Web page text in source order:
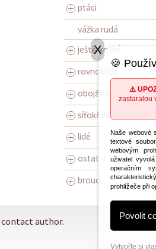
ptáci
vážka rudá
ještěrkovití
rovnokřídlí
obojživelníci
síťokřídlí
lidé
ostatní
brouci
contact author.
X
🍪
⚠️
zastaralou
Naše webové
textové
webovým
uživatel
operačním
prohlížeče při
Povolit
Vytvořte si